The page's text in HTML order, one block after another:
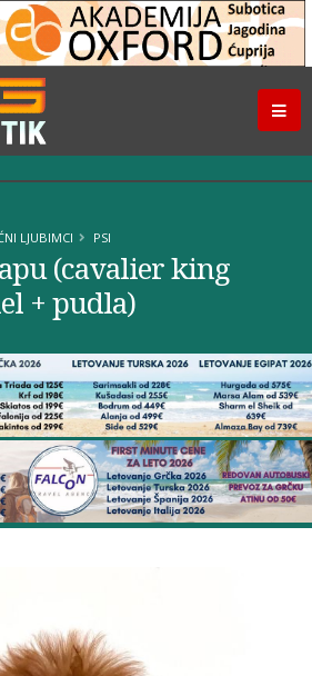
LJUBIMCI PSI
(cavalier king
+ pudla)